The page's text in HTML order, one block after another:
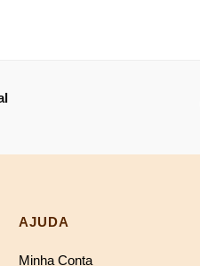
AJUDA
Minha Conta